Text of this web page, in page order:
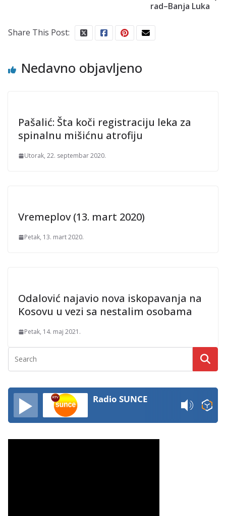
rad–Banja Luka
Share This Post:
Nedavno objavljeno
Pašalić: Šta koči registraciju leka za
spinalnu mišićnu atrofiju
Utorak, 22. septembar 2020.
Vremeplov (13. mart 2020)
Petak, 13. mart 2020.
Odalović najavio nova iskopavanja na
Kosovu u vezi sa nestalim osobama
Petak, 14. maj 2021.
Radio SUNCE